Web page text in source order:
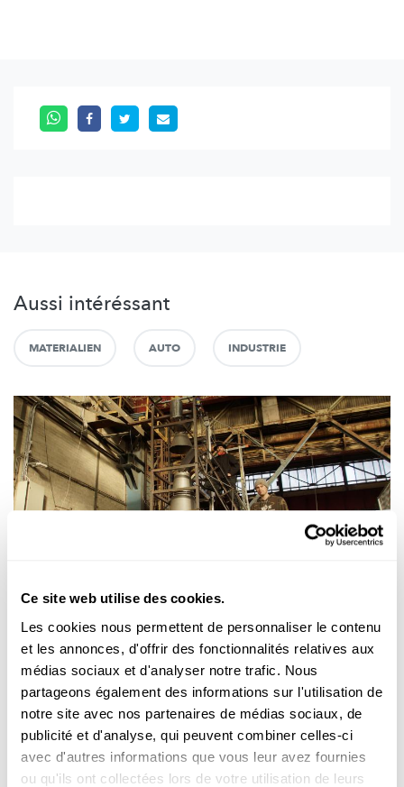
Ce site web utilise des cookies.
Les cookies nous permettent de personnaliser le contenu
et les annonces, d'offrir des fonctionnalités relatives aux
médias sociaux et d'analyser notre trafic. Nous
partageons également des informations sur l'utilisation de
notre site avec nos partenaires de médias sociaux, de
publicité et d'analyse, qui peuvent combiner celles-ci
avec d'autres informations que vous leur avez fournies
ou qu'ils ont collectées lors de votre utilisation de leurs
Aussi intéréssant
MATERIALIEN AUTO INDUSTRIE
HISTOIRE INDUSTRIELLE
Projet expérimental avec un mini-haut
fourneau : Learning and burning by doing
Une poignée d’ingénieurs,
d’artisans et d’artistes s’attellent à la
fabrication d’un haut fourneau à Dudelange. La const...
FNR